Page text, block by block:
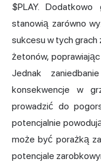
$PLAY.
stanowią zarówno
sukcesu w tych
żetonów,
Jednak
konsekwencje w
prowadzić do
potencjalnie
może być porażką
potencjale